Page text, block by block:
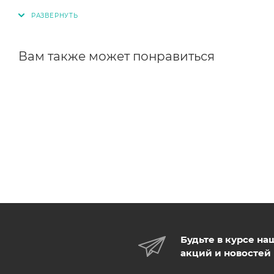
Вам также может понравиться
Будьте в курсе
акций и новостей